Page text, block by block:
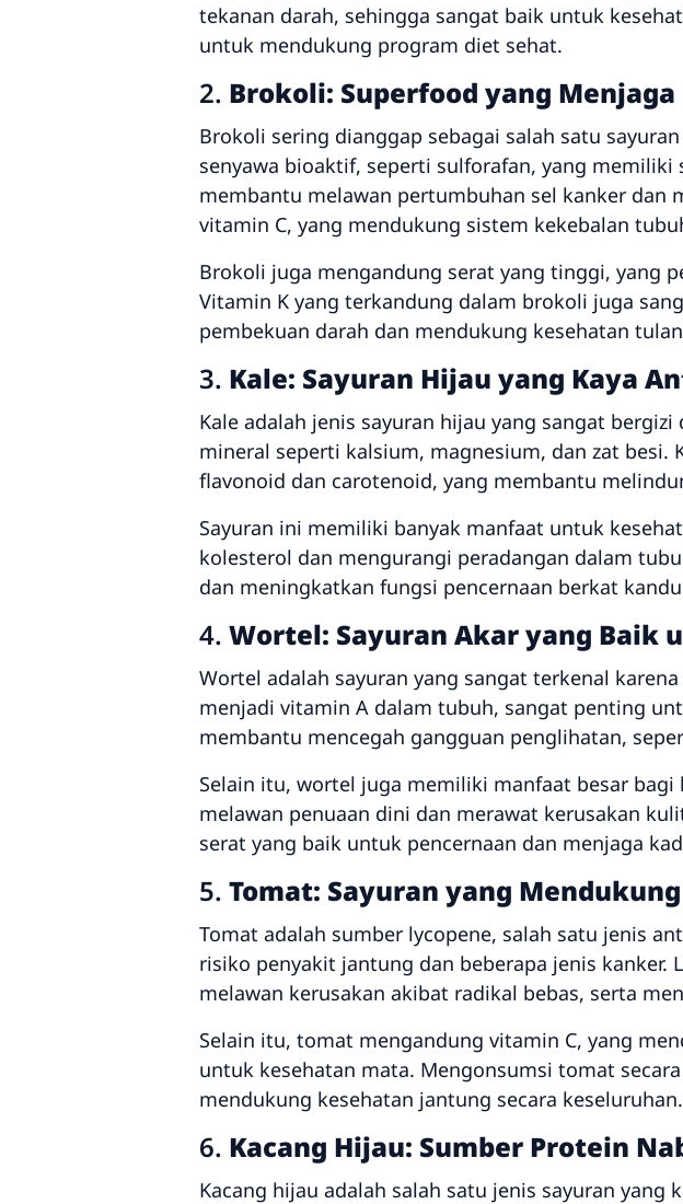
tekanan darah, sehingga sangat baik untuk
untuk mendukung program diet sehat.
2. Brokoli: Superfood yang Menjaga
Brokoli sering dianggap sebagai salah satu
senyawa bioaktif, seperti sulforafan, yang
membantu melawan pertumbuhan sel kanker
vitamin C, yang mendukung sistem kekebalan
Brokoli juga mengandung serat yang tinggi, yang
Vitamin K yang terkandung dalam brokoli juga
pembekuan darah dan mendukung kesehatan
3. Kale: Sayuran Hijau yang Kaya
Kale adalah jenis sayuran hijau yang sangat
mineral seperti kalsium, magnesium, dan zat
flavonoid dan carotenoid, yang membantu
Sayuran ini memiliki banyak manfaat untuk
kolesterol dan mengurangi peradangan dalam
dan meningkatkan fungsi pencernaan berkat
4. Wortel: Sayuran Akar yang Baik
Wortel adalah sayuran yang sangat terkenal
menjadi vitamin A dalam tubuh, sangat penting
membantu mencegah gangguan penglihatan,
Selain itu, wortel juga memiliki manfaat besar
melawan penuaan dini dan merawat kerusakan
serat yang baik untuk pencernaan dan menjaga
5. Tomat: Sayuran yang
Tomat adalah sumber lycopene, salah satu jenis
risiko penyakit jantung dan beberapa jenis
melawan kerusakan akibat radikal bebas, serta
Selain itu, tomat mengandung vitamin C, yang
untuk kesehatan mata. Mengonsumsi tomat
mendukung kesehatan jantung secara keseluruhan.
6. Kacang Hijau: Sumber Protein
Kacang hijau adalah salah satu jenis sayuran